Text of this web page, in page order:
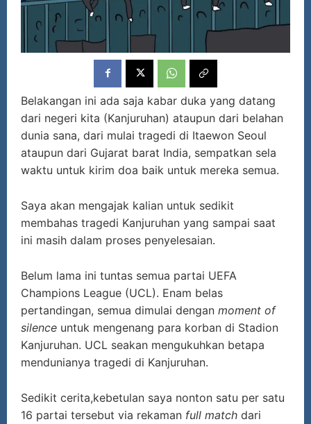
Belakangan ini ada saja kabar duka yang datang
dari negeri kita (Kanjuruhan) ataupun dari belahan
dunia sana, dari mulai tragedi di Itaewon Seoul
ataupun dari Gujarat barat India, sempatkan sela
waktu untuk kirim doa baik untuk mereka semua.
Saya akan mengajak kalian untuk sedikit
membahas tragedi Kanjuruhan yang sampai saat
ini masih dalam proses penyelesaian.
Belum lama ini tuntas semua partai UEFA
Champions League (UCL). Enam belas
pertandingan, semua dimulai dengan moment of
silence untuk mengenang para korban di Stadion
Kanjuruhan. UCL seakan mengukuhkan betapa
mendunianya tragedi di Kanjuruhan.
Sedikit cerita,kebetulan saya nonton satu per satu
16 partai tersebut via rekaman full match dari